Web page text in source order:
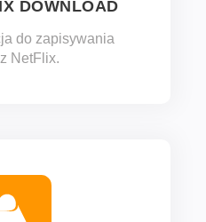
DOWNLOAD
do zapisywania
NetFlix.